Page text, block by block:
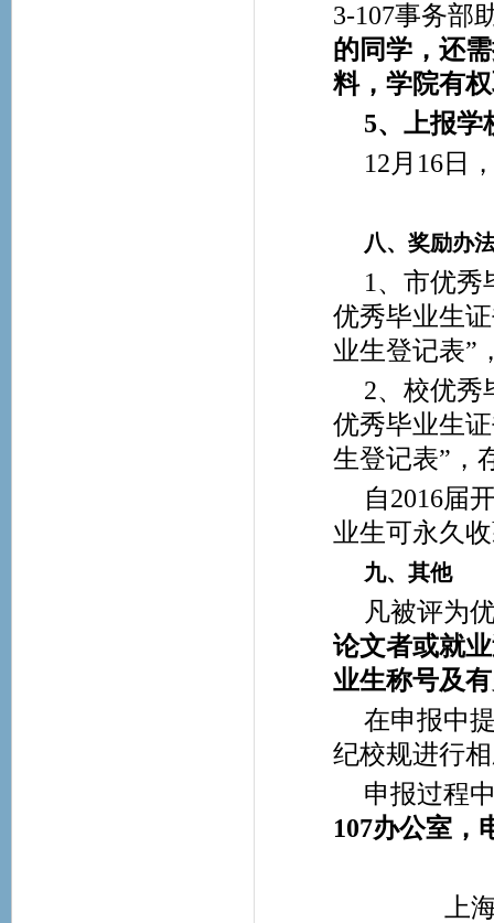
3-107事务部
的同学，还
料，学院有
5、上报学
12 月16日
八、奖励办
1 、市优秀
优秀毕业生
业生登记表”
2、校优秀
优秀毕业生
生登记表”，
自2016届
业生可永久
九、其他
凡被评为
论文者或就
业生称号及
在申报中
纪校规进行
申报过程
107办公室，
上